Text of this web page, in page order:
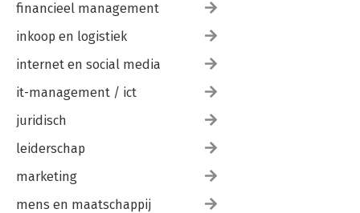
financieel management
inkoop en logistiek
internet en social media
it-management / ict
juridisch
leiderschap
marketing
mens en maatschappij